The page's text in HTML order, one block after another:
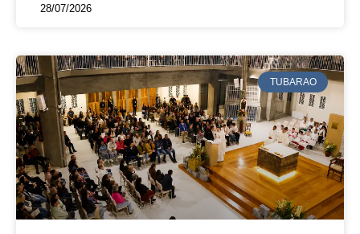
28/07/2026
TUBARAO